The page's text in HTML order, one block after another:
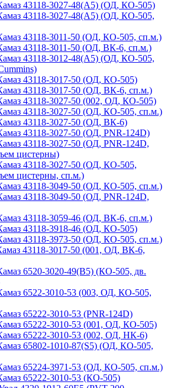
43118-3027-48(A5) (ОД, КО-505)
43118-3027-48(A5) (ОД, КО-505,
43118-3011-50 (ОД, КО-505, сп.м.)
43118-3011-50 (ОД, ВК-6, сп.м.)
43118-3012-48(А5) (ОД, КО-505,
43118-3017-50 (ОД, КО-505)
43118-3017-50 (ОД, ВК-6, сп.м.)
43118-3027-50 (002, ОД, КО-505)
43118-3027-50 (ОД, КО-505, сп.м.)
43118-3027-50 (ОД, ВК-6)
43118-3027-50 (ОД, PNR-124D)
43118-3027-50 (ОД, PNR-124D,
цистерны)
43118-3027-50 (ОД, КО-505,
цистерны, сп.м.)
43118-3049-50 (ОД, КО-505, сп.м.)
43118-3049-50 (ОД, PNR-124D,
43118-3059-46 (ОД, ВК-6, сп.м.)
43118-3918-46 (ОД, КО-505)
43118-3973-50 (ОД, КО-505, сп.м.)
43118-3017-50 (001, ОД, ВК-6,
6520-3020-49(B5) (КО-505, дв.
6522-3010-53 (003, ОД, КО-505,
65222-3010-53 (PNR-124D)
65222-3010-53 (001, ОД, КО-505)
65222-3010-53 (002, ОД, НК-6)
65802-1010-87(S5) (ОД, КО-505,
65224-3971-53 (ОД, КО-505, сп.м.)
65222-3010-53 (КО-505)